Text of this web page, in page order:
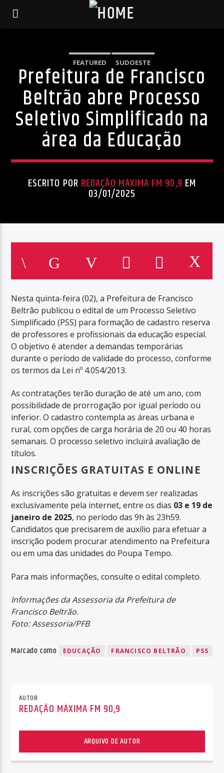
FEATURED SUDOESTE
Prefeitura de Francisco
Beltrão abre Processo
Seletivo Simplificado na
área da Educação
ESCRITO POR REDAÇÃO MÁXIMA FM 90,9 EM
03/01/2025
Nesta quinta-feira (02), a Prefeitura de Francisco
Beltrão publicou o edital de um Processo Seletivo
Simplificado (PSS) para formação de cadastro reserva
de professores e profissionais da educação especial.
O objetivo é atender a demandas temporárias
durante o período de validade do processo, conforme
os termos da Lei nº 4.054/2013.
As contratações terão duração de até um ano, com
possibilidade de prorrogação por igual período ou
inferior. O cadastro contempla as áreas urbana e
rural, com opções de carga horária de 20 ou 40 horas
semanais. O processo seletivo incluirá avaliação de
títulos.
INSCRIÇÕES GRATUITAS E ONLINE
As inscrições são gratuitas e devem ser realizadas
exclusivamente pela internet, entre os dias 03 e 19 de
janeiro de 2025, no período das 9h às 23h59.
Candidatos que precisarem de auxílio para efetuar a
inscrição podem procurar atendimento na Prefeitura
ou em uma das unidades do Poupa Tempo.
Para mais informações, consulte o edital completo.
Informações da Assessoria da Prefeitura de
Francisco Beltrão.
Foto: Assessoria/PFB
Marcado como EDUCAÇÃO FRANCISCO BELTRÃO PSS
AUTOR
REDAÇÃO MÁXIMA FM 90,9
ARQUIVO DE AUTOR